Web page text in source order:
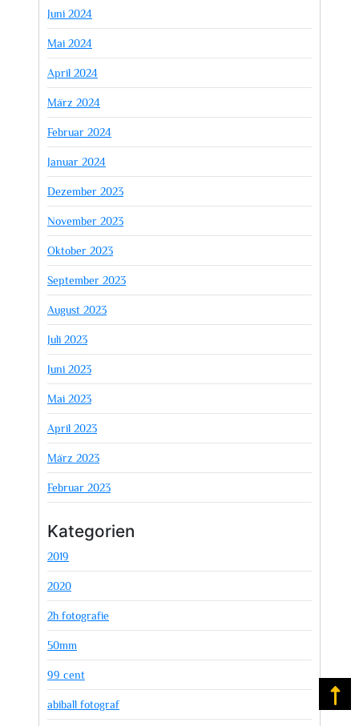
Juni 2024
Mai 2024
April 2024
März 2024
Februar 2024
Januar 2024
Dezember 2023
November 2023
Oktober 2023
September 2023
August 2023
Juli 2023
Juni 2023
Mai 2023
April 2023
März 2023
Februar 2023
Kategorien
2019
2020
2h fotografie
50mm
99 cent
abiball fotograf